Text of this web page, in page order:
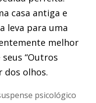
casa antiga e
leva para uma
melhor
“Outros
dos olhos.
psicológico